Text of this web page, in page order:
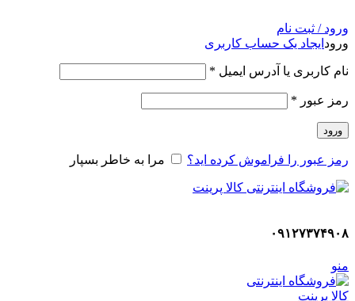
ورود / ثبت نام
ورود ایجاد یک حساب کاربری
نام کاربری یا آدرس ایمیل *
رمز عبور *
ورود
رمز عبور را فراموش کرده اید؟ مرا به خاطر بسپار
۰۹۱۲۷۳۷۴۹۰۸
منو